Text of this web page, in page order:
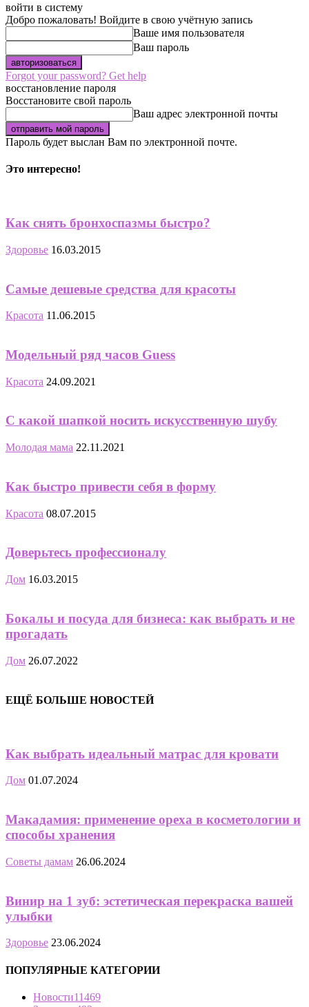
войти в систему
Добро пожаловать! Войдите в свою учётную запись
Ваше имя пользователя
Ваш пароль
Forgot your password? Get help
восстановление пароля
Восстановите свой пароль
Ваш адрес электронной почты
Пароль будет выслан Вам по электронной почте.
Это интересно!
Как снять бронхоспазмы быстро?
Здоровье 16.03.2015
Самые дешевые средства для красоты
Красота 11.06.2015
Модельный ряд часов Guess
Красота 24.09.2021
С какой шапкой носить искусственную шубу
Молодая мама 22.11.2021
Как быстро привести себя в форму
Красота 08.07.2015
Доверьтесь профессионалу
Дом 16.03.2015
Бокалы и посуда для бизнеса: как выбрать и не
прогадать
Дом 26.07.2022
ЕЩЁ БОЛЬШЕ НОВОСТЕЙ
Как выбрать идеальный матрас для кровати
Дом 01.07.2024
Макадамия: применение ореха в косметологии и
способы хранения
Советы дамам 26.06.2024
Винир на 1 зуб: эстетическая перекраска вашей
улыбки
Здоровье 23.06.2024
ПОПУЛЯРНЫЕ КАТЕГОРИИ
Новости11469